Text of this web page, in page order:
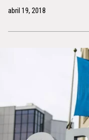
abril 19, 2018